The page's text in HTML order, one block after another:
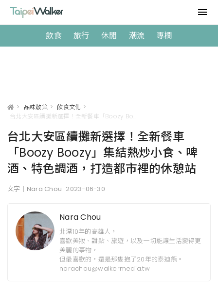
飲食 旅行 休閒 潮流 專欄
> 品味散策 > 飲食文化 >
台北大安區續攤新選擇！全新餐車
「Boozy Boozy」集結熱炒小食、啤
酒、特色調酒，打造都市裡的休憩站
文字｜Nara Chou 2023-06-30
Nara Chou
北漂10年的高雄人，
喜歡美妝、甜點、旅遊，以及一切能讓生活變得更
美麗的事物，
但最喜歡的，還是那隻抱了20年的泰迪熊。
narachou@walkermedia.tw